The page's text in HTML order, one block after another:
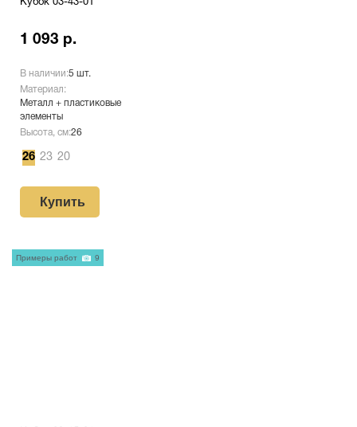
Кубок 03-43-01
1 093 р.
В наличии:5 шт.
Материал:
Металл + пластиковые
элементы
Высота, см:26
26 23 20
Купить
Примеры работ 9